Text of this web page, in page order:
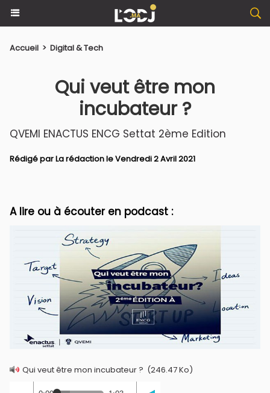
Accueil > Digital & Tech
Qui veut être mon
incubateur ?
QVEMI ENACTUS ENCG Settat 2ème Edition
Rédigé par La rédaction le Vendredi 2 Avril 2021
A lire ou à écouter en podcast :
Qui veut être mon incubateur ? (246.47 Ko)